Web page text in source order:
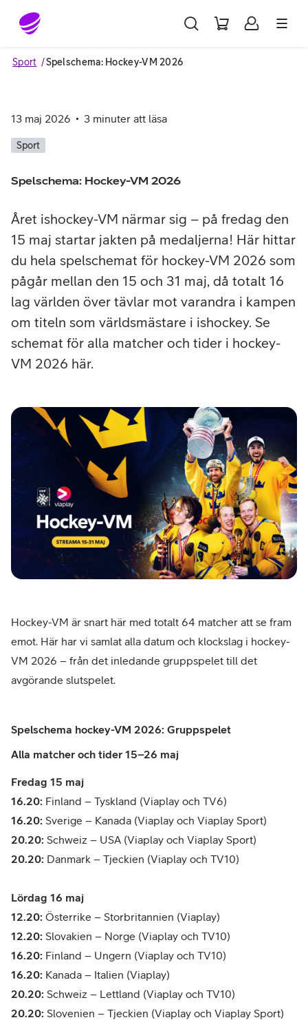
Gå till sidans innehåll
Sport Spelschema: Hockey-VM 2026
13 maj 2026 3 minuter att läsa
Sport
Spelschema: Hockey-VM 2026
Året ishockey-VM närmar sig – på fredag den
15 maj startar jakten på medaljerna! Här hittar
du hela spelschemat för hockey-VM 2026 som
pågår mellan den 15 och 31 maj, då totalt 16
lag världen över tävlar mot varandra i kampen
om titeln som världsmästare i ishockey. Se
schemat för alla matcher och tider i hockey-
VM 2026 här.
Hockey-VM är snart här med totalt 64 matcher att se fram
emot. Här har vi samlat alla datum och klockslag i hockey-
VM 2026 – från det inledande gruppspelet till det
avgörande slutspelet.
Spelschema hockey-VM 2026: Gruppspelet
Alla matcher och tider 15–26 maj
Fredag 15 maj
16.20: Finland – Tyskland (Viaplay och TV6)
16.20: Sverige – Kanada (Viaplay och Viaplay Sport)
20.20: Schweiz – USA (Viaplay och Viaplay Sport)
20.20: Danmark – Tjeckien (Viaplay och TV10)
Lördag 16 maj
12.20: Österrike – Storbritannien (Viaplay)
12.20: Slovakien – Norge (Viaplay och TV10)
16.20: Finland – Ungern (Viaplay och TV10)
16.20: Kanada – Italien (Viaplay)
20.20: Schweiz – Lettland (Viaplay och TV10)
20.20: Slovenien – Tjeckien (Viaplay och Viaplay Sport)